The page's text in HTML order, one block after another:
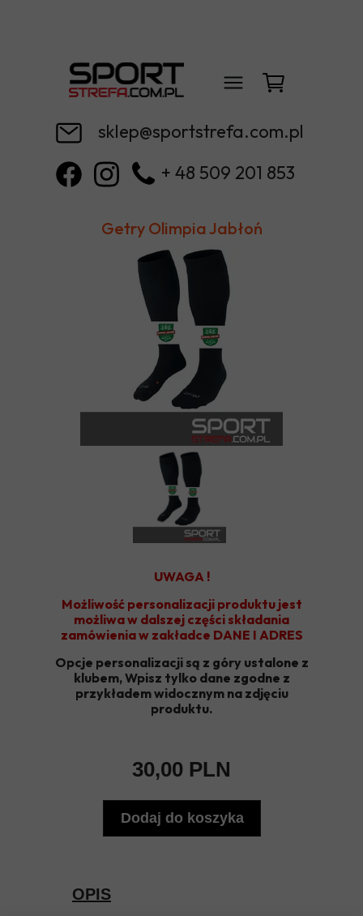
sklep@sportstrefa.com.pl
+ 48 509 201 853
Dodaj do koszyka
UWAGA !
Możliwość personalizacji produktu jest
możliwa w dalszej części składania
zamówienia w zakładce DANE I ADRES
Opcje personalizacji są z góry ustalone z
klubem, Wpisz tylko dane zgodne z
przykładem widocznym na zdjęciu
produktu.
OPIS
Getry Olimpia Jabłoń
30,00 PLN